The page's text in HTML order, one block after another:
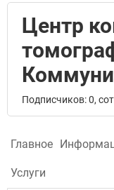
Центр
Подписчиков: 0,
Главное
Услуги